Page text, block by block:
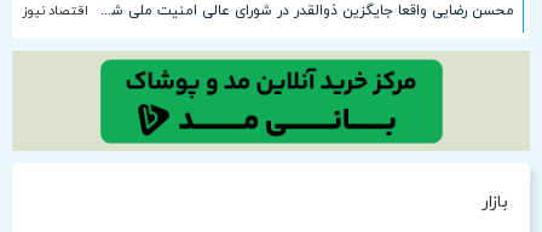
اقتصاد نیوز محسن رضایی واقعا جایگزین ذوالقدر در شورای عالی امنیت ملی شده است؟
بازار